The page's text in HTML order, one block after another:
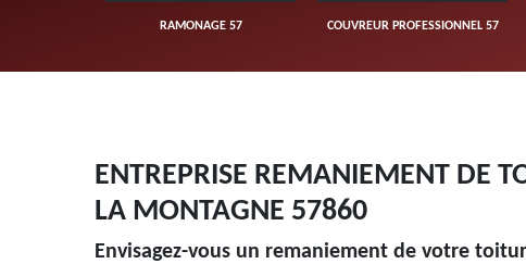
RAMONAGE 57 COUVREUR PROFESSIONNEL 57
ENTREPRISE REMANIEMENT DE
LA MONTAGNE 57860
Envisagez-vous un remaniement de votre